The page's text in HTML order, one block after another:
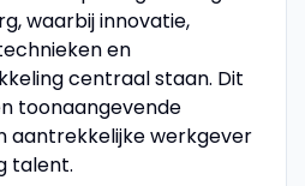
waarbij innovatie,
en
centraal staan. Dit
toonaangevende
aantrekkelijke werkgever
talent.